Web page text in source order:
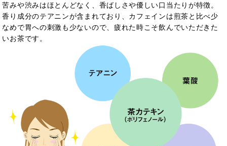
苦みや渋みはほとんどなく、香ばしさや優しい口当たりが特徴。
香り成分のテアニンが含まれており、カフェインは煎茶と比べ少
なめで胃への刺激も少ないので、疲れた時こそ飲んでいただきた
いお茶です。